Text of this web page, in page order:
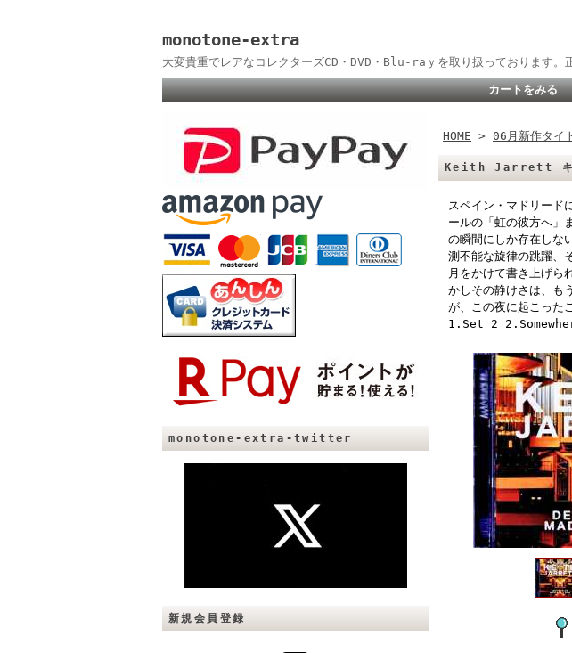
monotone-extra
大変貴重でレアなコレクターズCD・DVD・Blu-raｙを取り扱っております。
カートをみる
monotone-extra-twitter
新規会員登録
HOME > 06月新作タイ
Keith Jarrett キ
スペイン・マドリード
ールの「虹の彼方へ」
の瞬間にしか存在しな
測不能な旋律の跳躍、
月をかけて書き上げら
かしその静けさは、も
が、この夜に起こ
1.Set 2